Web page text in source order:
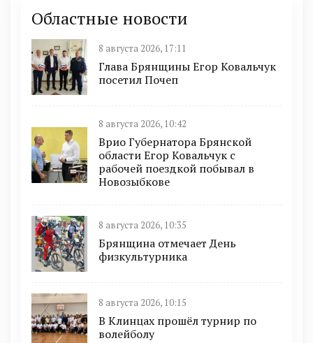
Областные новости
8 августа 2026, 17:11
Глава Брянщины Егор Ковальчук
посетил Почеп
8 августа 2026, 10:42
Врио Губернатора Брянской
области Егор Ковальчук с
рабочей поездкой побывал в
Новозыбкове
8 августа 2026, 10:35
Брянщина отмечает День
физкультурника
8 августа 2026, 10:15
В Клинцах прошёл турнир по
волейболу